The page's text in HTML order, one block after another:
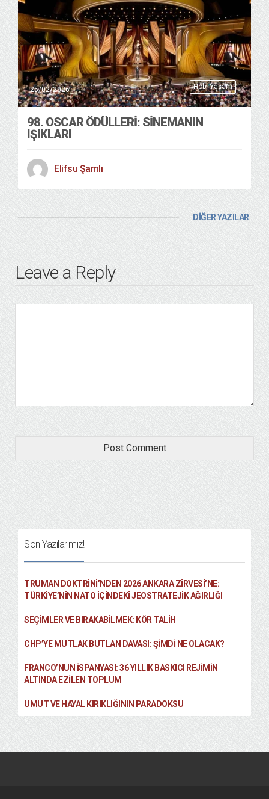
Hobi Yaşam
25/02/2026
98. OSCAR ÖDÜLLERİ: SİNEMANIN
IŞIKLARI
Elifsu Şamlı
DİĞER YAZILAR
Leave a Reply
Son Yazılarımız!
TRUMAN DOKTRINI’NDEN 2026 ANKARA ZIRVESI’NE:
TÜRKIYE’NIN NATO İÇINDEKI JEOSTRATEJIK AĞIRLIĞI
SEÇIMLER VE BIRAKABILMEK: KÖR TALIH
CHP’YE MUTLAK BUTLAN DAVASI: ŞİMDİ NE OLACAK?
FRANCO’NUN İSPANYASI: 36 YILLIK BASKICI REJIMIN
ALTINDA EZILEN TOPLUM
UMUT VE HAYAL KIRIKLIĞININ PARADOKSU